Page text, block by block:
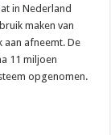
in Nederland
maken van
aan afneemt. De
11 miljoen
opgenomen.